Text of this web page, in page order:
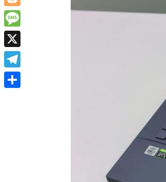
Blogger
Message
X
Telegram